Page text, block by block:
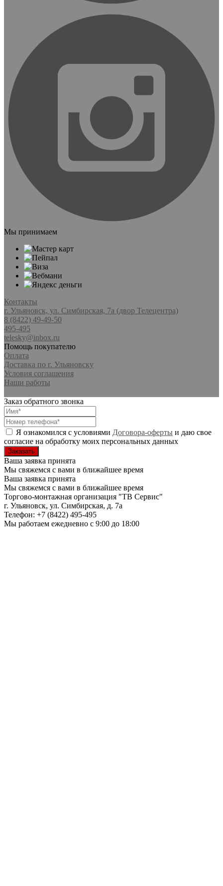
Мы принимаем
Контакты
г. Ульяновск, ул. Симбирская, 7а (двор Телецентра)
8 (8422) 49-49-50
495-495
telesky@inbox.ru
Помощь покупателю
Оплата
Доставка по г. Ульяновску
Условия соглашения
Наши работы
Заказ обратного звонка
Я ознакомился с условиями Договора-оферты и даю свое
согласие на обработку моих персональных данных
Ваша заявка принята
Мы свяжемся с вами в ближайшее время
Ваша заявка принята
Мы свяжемся с вами в ближайшее время
Торгово-монтажная организация "ТВ Сервис"
г. Ульяновск, ул. Симбирская, д. 7а
Телефон: +7 (8422) 495-495
Мы работаем ежедневно с 9:00 до 18:00